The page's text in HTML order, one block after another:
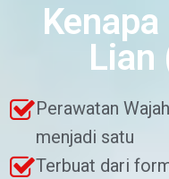
Lian
Perawatan
menjadi satu
Terbuat dari